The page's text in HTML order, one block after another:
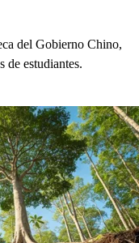
del Gobierno Chino,
de estudiantes.